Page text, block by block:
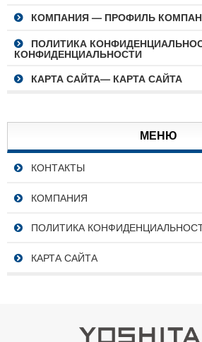
КОМПАНИЯ — ПРОФИЛЬ
ПОЛИТИКА
КОНФИДЕНЦИАЛЬНОСТИ
КАРТА САЙТА— КАРТА САЙТА
МЕНЮ
КОНТАКТЫ
КОМПАНИЯ
ПОЛИТИКА
КАРТА САЙТА